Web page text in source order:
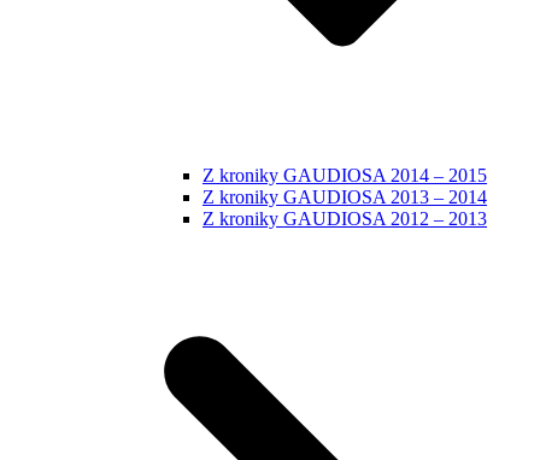
Z kroniky GAUDIOSA 2014 – 2015
Z kroniky GAUDIOSA 2013 – 2014
Z kroniky GAUDIOSA 2012 – 2013